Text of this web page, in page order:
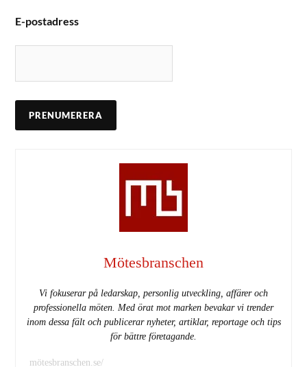
E-postadress
Mötesbranschen
Vi fokuserar på ledarskap, personlig utveckling, affärer och
professionella möten. Med örat mot marken bevakar vi trender
inom dessa fält och publicerar nyheter, artiklar, reportage och tips
för bättre företagande.
mötesbranschen.se/